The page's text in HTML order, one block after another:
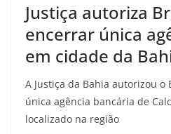
Justiça autoriza
encerrar única
em cidade da
A Justiça da Bahia autorizou o
única agência bancária de
localizado na região